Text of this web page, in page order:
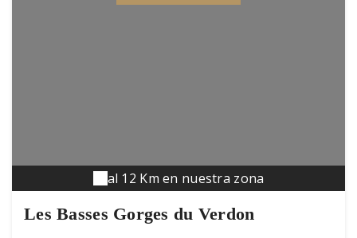
al 12 Km en nuestra zona
Les Basses Gorges du Verdon